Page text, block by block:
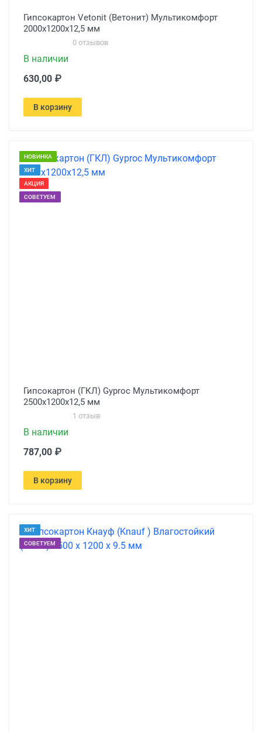
Гипсокартон Vetonit (Ветонит) Мультикомфорт
2000х1200х12,5 мм
0 отзывов
В наличии
630,00 ₽
В корзину
НОВИНКА
ХИТ
АКЦИЯ
СОВЕТУЕМ
Гипсокартон (ГКЛ) Gyproc Мультикомфорт
2500х1200х12,5 мм
1 отзыв
В наличии
787,00 ₽
В корзину
ХИТ
СОВЕТУЕМ